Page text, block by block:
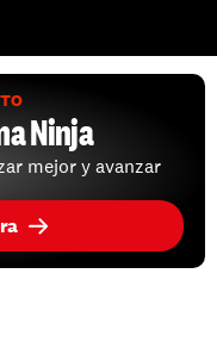
Ninja
mejor y avanzar